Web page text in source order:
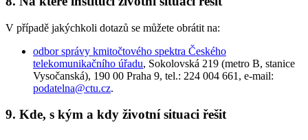
V případě jakýchkoli dotazů se můžete obrátit na:
odbor správy kmitočtového spektra Českého
telekomunikačního úřadu, Sokolovská 219 (metro B, stanice
Vysočanská), 190 00 Praha 9, tel.: 224 004 661, e-mail:
podatelna@ctu.cz.
9. Kde, s kým a kdy životní situaci řešit